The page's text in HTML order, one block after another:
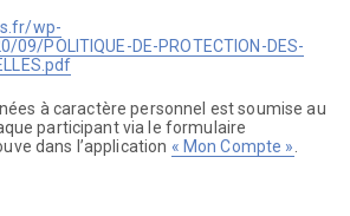
wp-
POLITIQUE-DE-PROTECTION-DES-
à caractère personnel est soumise au
participant via le formulaire
dans l’application « Mon Compte »